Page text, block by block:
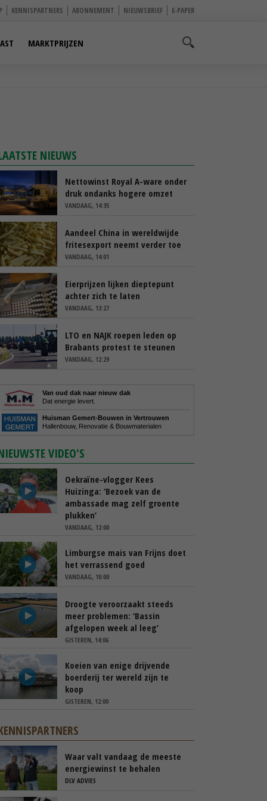
KENNISPARTNERS ABONNEMENT NIEUWSBRIEF E-PAPER
MARKTPRIJZEN
NIEUWS
Nettowinst Royal A-ware onder
druk ondanks hogere omzet
VANDAAG, 14:35
Aandeel China in wereldwijde
fritesexport neemt verder toe
VANDAAG, 14:01
Eierprijzen lijken dieptepunt
achter zich te laten
VANDAAG, 13:27
LTO en NAJK roepen leden op
Brabants protest te steunen
VANDAAG, 12:29
Van oud dak naar nieuw dak
Dat energie levert.
Huisman Gemert-Bouwen in Vertrouwen
Hallenbouw, Renovatie & Bouwmaterialen
VIDEO'S
Oekraïne-vlogger Kees
Huizinga: ‘Bezoek van de
ambassade mag zelf groente
plukken’
VANDAAG, 12:00
Limburgse mais van Frijns doet
het verrassend goed
VANDAAG, 10:00
Droogte veroorzaakt steeds
meer problemen: ‘Bassin
afgelopen week al leeg’
GISTEREN, 14:06
Koeien van enige drijvende
boerderij ter wereld zijn te
koop
GISTEREN, 12:00
Waar valt vandaag de meeste
energiewinst te behalen
DLV ADVIES